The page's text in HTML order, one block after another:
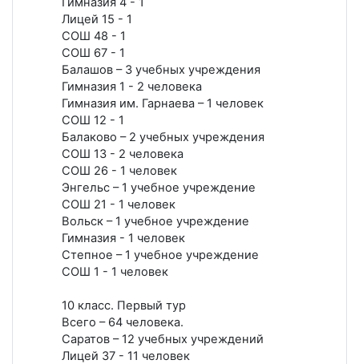
Лицей 15 - 1
СОШ 48 - 1
СОШ 67 - 1
Балашов – 3 учебных учреждения
Гимназия 1 - 2 человека
Гимназия им. Гарнаева – 1 человек
СОШ 12 - 1
Балаково – 2 учебных учреждения
СОШ 13 - 2 человека
СОШ 26 - 1 человек
Энгельс – 1 учебное учреждение
СОШ 21 - 1 человек
Вольск – 1 учебное учреждение
Гимназия - 1 человек
Степное – 1 учебное учреждение
СОШ 1 - 1 человек
10 класс. Первый тур
Всего – 64 человека.
Саратов – 12 учебных учреждений
Лицей 37 - 11 человек